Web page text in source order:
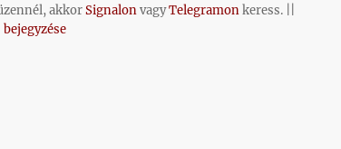
akkorSignalonvagyTelegramonkeress. ||